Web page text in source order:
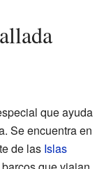
que ayuda
Se encuentra en
de las Islas